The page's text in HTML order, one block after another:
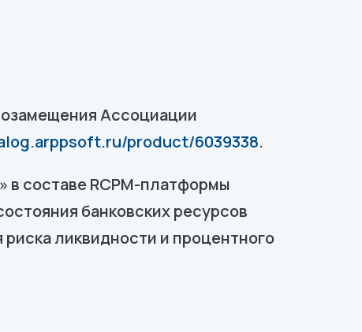
Ассоциации
product/6039338.
составе RCPM-платформы
банковских ресурсов
ликвидности и процентного